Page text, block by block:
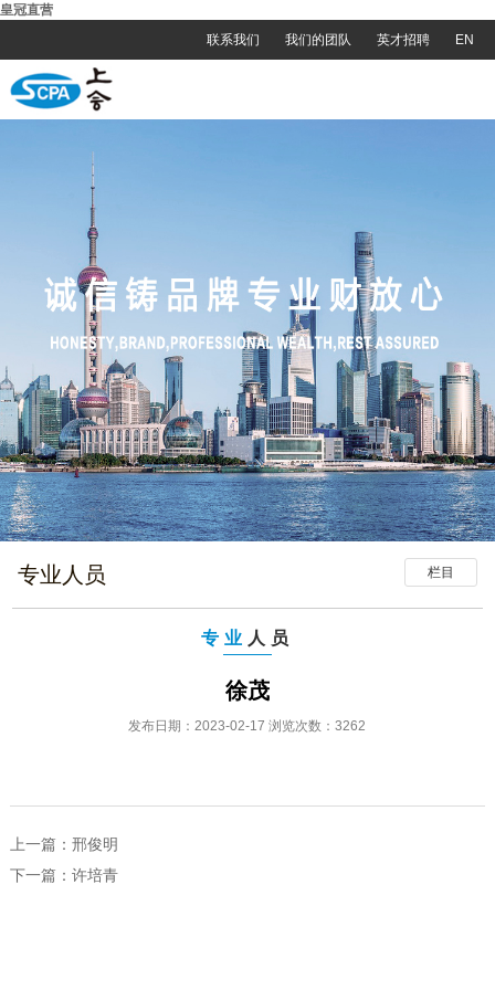
皇冠直营
联系我们
我们的团队 英才招聘 EN
栏目
专业人员
专业 人员
徐茂
发布日期：2023-02-17 浏览次数：3262
上一篇： 邢俊明
下一篇： 许培青